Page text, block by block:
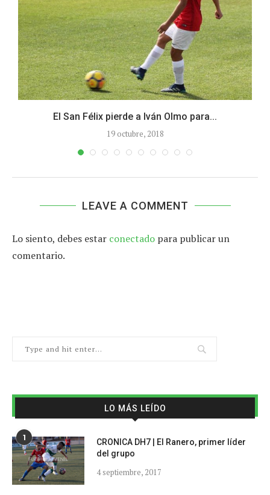
El San Félix pierde a Iván Olmo para...
19 octubre, 2018
LEAVE A COMMENT
Lo siento, debes estar conectado para publicar un
comentario.
LO MÁS LEÍDO
1
CRONICA DH7 | El Ranero, primer líder
del grupo
4 septiembre, 2017